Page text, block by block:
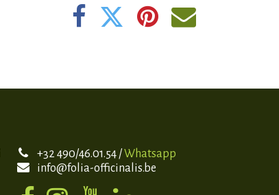
+32 490/46.01.54 /Whatsapp
info@folia-officinalis.be